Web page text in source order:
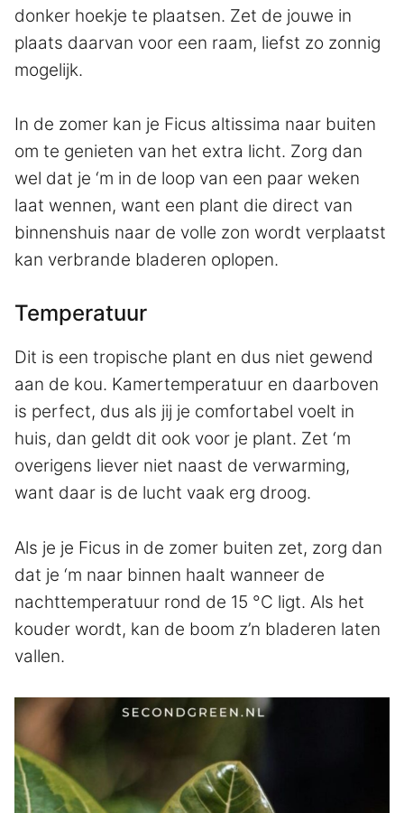
donker hoekje te plaatsen. Zet de jouwe in
plaats daarvan voor een raam, liefst zo zonnig
mogelijk.
In de zomer kan je Ficus altissima naar buiten
om te genieten van het extra licht. Zorg dan
wel dat je ‘m in de loop van een paar weken
laat wennen, want een plant die direct van
binnenshuis naar de volle zon wordt verplaatst
kan verbrande bladeren oplopen.
Temperatuur
Dit is een tropische plant en dus niet gewend
aan de kou. Kamertemperatuur en daarboven
is perfect, dus als jij je comfortabel voelt in
huis, dan geldt dit ook voor je plant. Zet ‘m
overigens liever niet naast de verwarming,
want daar is de lucht vaak erg droog.
Als je je Ficus in de zomer buiten zet, zorg dan
dat je ‘m naar binnen haalt wanneer de
nachttemperatuur rond de 15 °C ligt. Als het
kouder wordt, kan de boom z’n bladeren laten
vallen.